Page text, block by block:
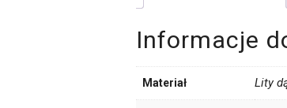
Informacje
Materiał Lity